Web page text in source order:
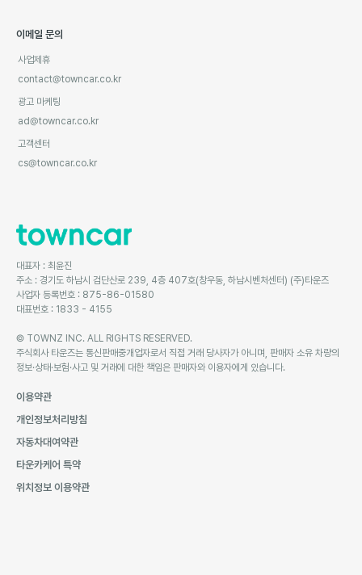
이메일 문의
사업제휴
contact@towncar.co.kr
광고 마케팅
ad@towncar.co.kr
고객센터
cs@towncar.co.kr
대표자 : 최윤진
주소 : 경기도 하남시 검단산로 239, 4층 407호(창우동, 하남시벤처센터) (주)타운즈
사업자 등록번호 : 875-86-01580
대표번호 : 1833 - 4155
© TOWNZ INC. ALL RIGHTS RESERVED.
주식회사 타운즈는 통신판매중개업자로서 직접 거래 당사자가 아니며, 판매자 소유 차량의
정보·상태·보험·사고 및 거래에 대한 책임은 판매자와 이용자에게 있습니다.
이용약관
개인정보처리방침
자동차대여약관
타운카케어 특약
위치정보 이용약관